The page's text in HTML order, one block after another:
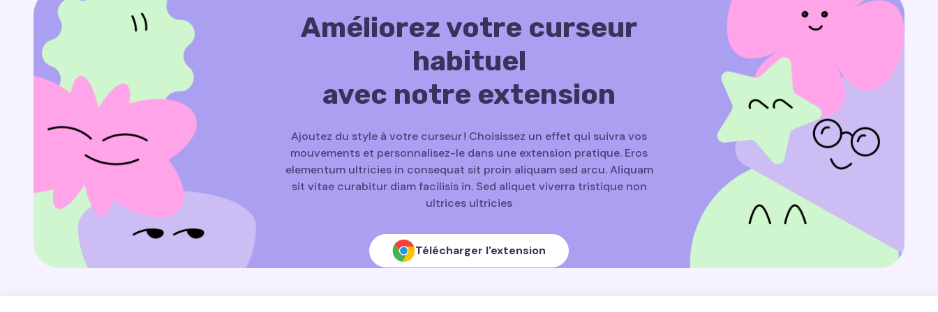
Améliorez votre curseur
habituel
avec notre extension
Ajoutez du style à votre curseur ! Choisissez un effet qui suivra vos
mouvements et personnalisez-le dans une extension pratique. Eros
elementum ultricies in consequat sit proin aliquam sed arcu. Aliquam
sit vitae curabitur diam facilisis in. Sed aliquet viverra tristique non
ultrices ultricies
Télécharger l'extension